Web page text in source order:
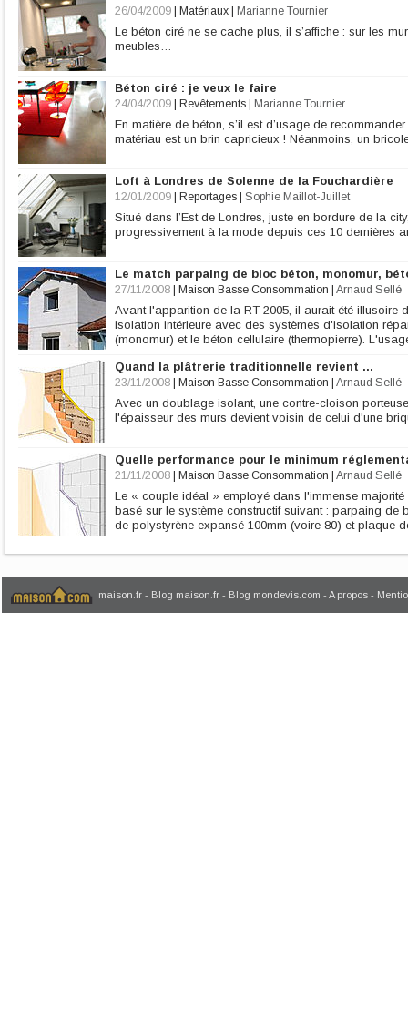
26/04/2009 Matériaux Marianne Tournier
Le béton ciré ne se cache plus, il s’affiche : sur les
meubles…
Béton ciré : je veux le faire
24/04/2009 Revêtements Marianne Tournier
En matière de béton, s’il est d’usage de recommander
matériau est un brin capricieux ! Néanmoins, un
Loft à Londres de Solenne de la Fouchardière
12/01/2009 Reportages Sophie Maillot-Juillet
Situé dans l’Est de Londres, juste en bordure de la
progressivement à la mode depuis ces 10 dernières
Le match parpaing de bloc béton, monomur,
27/11/2008 Maison Basse Consommation Arnaud Sellé
Avant l'apparition de la RT 2005, il aurait été illusoire
isolation intérieure avec des systèmes d'isolation
(monomur) et le béton cellulaire (thermopierre).
Quand la plâtrerie traditionnelle revient ...
23/11/2008 Maison Basse Consommation Arnaud Sellé
Avec un doublage isolant, une contre-cloison
l'épaisseur des murs devient voisin de celui d'une
Quelle performance pour le minimum
21/11/2008 Maison Basse Consommation Arnaud Sellé
Le « couple idéal » employé dans l'immense
basé sur le système constructif suivant : parpaing
de polystyrène expansé 100mm (voire 80) et plaque
maison.fr - Blog maison.fr - Blog mondevis.com - A propos -